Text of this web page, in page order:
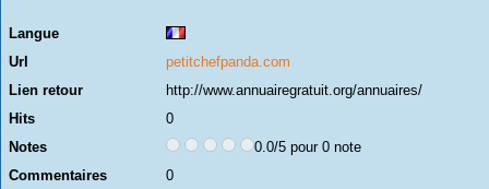
Langue
Url
petitchefpanda.com
Lien retour
http://www.annuairegratuit.org/annuaires/
Hits
0
Notes
0.0/5 pour 0 note
Commentaires
0